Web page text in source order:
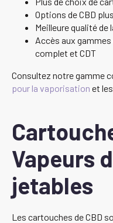
Options de CBD
Meilleure qualité de
Accès aux
complet et CDT
Consultez notre gamme
pour la vaporisation et
Vapeurs
jetables
Les cartouches de CBD